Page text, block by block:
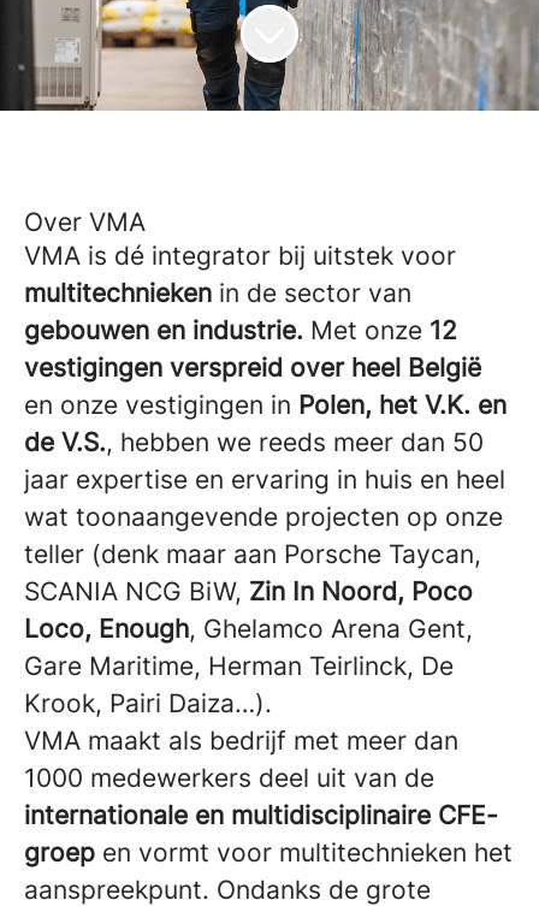
Over VMA
VMA is dé integrator bij uitstek voor
multitechnieken in de sector van
gebouwen en industrie. Met onze 12
vestigingen verspreid over heel België
en onze vestigingen in Polen, het V.K. en
de V.S., hebben we reeds meer dan 50
jaar expertise en ervaring in huis en heel
wat toonaangevende projecten op onze
teller (denk maar aan Porsche Taycan,
SCANIA NCG BiW, Zin In Noord, Poco
Loco, Enough, Ghelamco Arena Gent,
Gare Maritime, Herman Teirlinck, De
Krook, Pairi Daiza…).
VMA maakt als bedrijf met meer dan
1000 medewerkers deel uit van de
internationale en multidisciplinaire CFE-
groep en vormt voor multitechnieken het
aanspreekpunt. Ondanks de grote